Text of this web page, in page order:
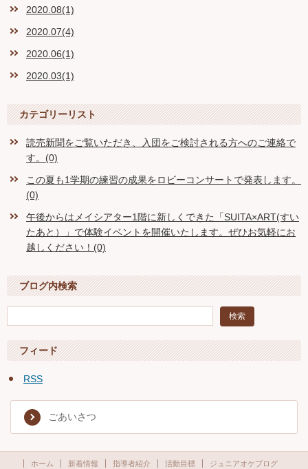
2020.08(1)
2020.07(4)
2020.06(1)
2020.03(1)
カテゴリーリスト
読売新聞をご覧いただき、入団をご検討される方へのご連絡で
す。(0)
この夏も1学期の練習の成果をロビーコンサートで発表します。
(0)
午後からはメイシアター1階に新しくできた「SUITA×ART(すい
たあと）」で体験イベントを開催いたします。ぜひお気軽にお
越しください！(0)
ブログ内検索
フィード
RSS
ごあいさつ
ホーム 新着情報 指導者紹介 活動目標 ジュニアオケブログ